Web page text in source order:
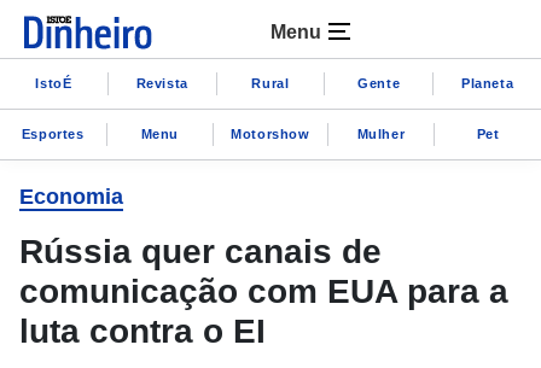
Menu
IstoÉ Revista Rural Gente Planeta
Esportes Menu Motorshow Mulher Pet
Economia
Rússia quer canais de
comunicação com EUA para a
luta contra o EI